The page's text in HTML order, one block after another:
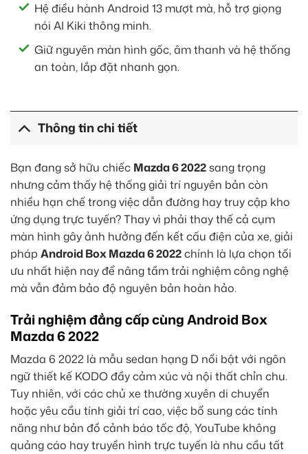
Hệ điều hành Android 13 mượt mà, hỗ trợ giọng
nói AI Kiki thông minh.
Giữ nguyên màn hình gốc, âm thanh và hệ thống
an toàn, lắp đặt nhanh gọn.
Thông tin chi tiết
Bạn đang sở hữu chiếc Mazda 6 2022sang trọng
nhưng cảm thấy hệ thống giải trí nguyên bản còn
nhiều hạn chế trong việc dẫn đường hay truy cập kho
ứng dụng trực tuyến? Thay vì phải thay thế cả cụm
màn hình gây ảnh hưởng đến kết cấu điện của xe, giải
pháp Android Box Mazda 6 2022chính là lựa chọn tối
ưu nhất hiện nay để nâng tầm trải nghiệm công nghệ
mà vẫn đảm bảo độ nguyên bản hoàn hảo.
Trải nghiệm đẳng cấp cùng Android Box
Mazda 6 2022
Mazda 6 2022 là mẫu sedan hạng D nổi bật với ngôn
ngữ thiết kế KODO đầy cảm xúc và nội thất chỉn chu.
Tuy nhiên, với các chủ xe thường xuyên di chuyển
hoặc yêu cầu tính giải trí cao, việc bổ sung các tính
năng như bản đồ cảnh báo tốc độ, YouTube không
quảng cáo hay truyền hình trực tuyến là nhu cầu tất